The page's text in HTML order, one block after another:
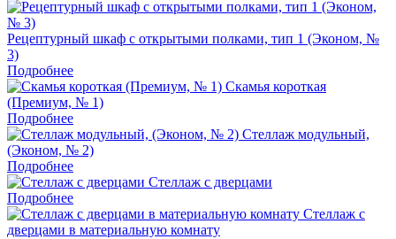
Рецептурный шкаф с открытыми полками, тип 1 (Эконом, №
3)
Подробнее
Скамья короткая
(Премиум, № 1)
Подробнее
Стеллаж модульный,
(Эконом, № 2)
Подробнее
Стеллаж с дверцами
Подробнее
Стеллаж с
дверцами в материальную комнату